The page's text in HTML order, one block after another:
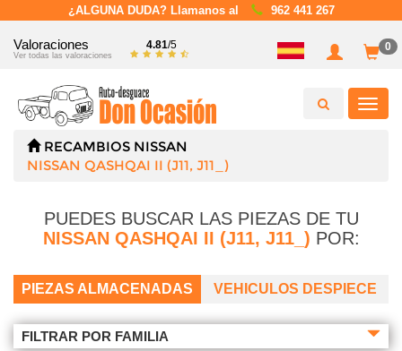
¿ALGUNA DUDA? Llamanos al 962 441 267
Valoraciones
Ver todas las valoraciones
4.81/5 0
RECAMBIOS NISSAN
NISSAN QASHQAI II (J11, J11_)
PUEDES BUSCAR LAS PIEZAS DE TU
NISSAN QASHQAI II (J11, J11_) POR:
PIEZAS ALMACENADAS VEHICULOS DESPIECE
FILTRAR POR FAMILIA